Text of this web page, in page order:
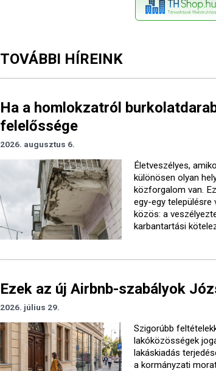
TOVÁBBI HÍREINK
Ha a homlokzatról
felelőssége
2026. augusztus 6.
Életveszélyes,
különösen olyan
közforgalom van.
egy-egy településre
közös: a
karbantartási
Ezek az új Airbnb-szabályok
2026. július 29.
Szigorúbb
lakóközösségek
lakáskiadás
a kormányzati